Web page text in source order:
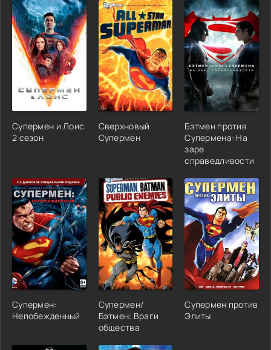
Супермен и Лоис
2 сезон
Сверхновый
Супермен
Бэтмен против
Супермена: На
заре
справедливости
Супермен:
Непобежденный
Супермен/
Бэтмен: Враги
общества
Супермен против
Элиты